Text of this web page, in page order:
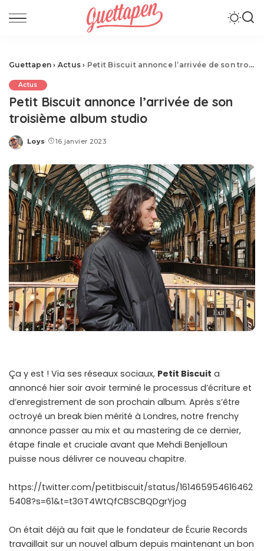
Guettapen › Actus › Petit Biscuit annonce l’arrivée de son troisième album studio
Actus
Petit Biscuit annonce l’arrivée de son
troisième album studio
Posted
Loys 16 janvier 2023
Ça y est ! Via ses réseaux sociaux, Petit Biscuit a
annoncé hier soir avoir terminé le processus d’écriture et
d’enregistrement de son prochain album. Après s’être
octroyé un break bien mérité à Londres, notre frenchy
annonce passer au mix et au mastering de ce dernier,
étape finale et cruciale avant que Mehdi Benjelloun
puisse nous délivrer ce nouveau chapitre.
https://twitter.com/petitbiscuit/status/161465954616462
5408?s=61&t=t3GT4WtQfCBSCBQDgrYjog
On était déjà au fait que le fondateur de Écurie Records
travaillait sur un nouvel album depuis maintenant un bon